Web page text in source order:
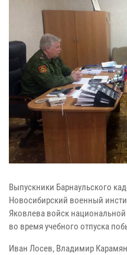
Выпускники Барнаульского
Новосибирский военный
Яковлева войск
во время учебного отпуска
Иван Лосев, Владимир